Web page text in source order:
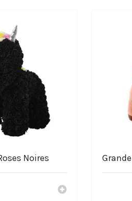
Noires